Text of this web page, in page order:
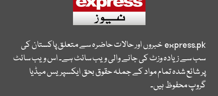
express.pkخبروں اور حالات حاضرہ سے متعلق پاکستان کی
سب سے زیادہ وزٹ کی جانے والی ویب سائٹ ہے۔ اس ویب سائٹ
پر شائع شدہ تمام مواد کے جملہ حقوق بحق ایکسپریس میڈیا
گروپ محفوظ ہیں۔